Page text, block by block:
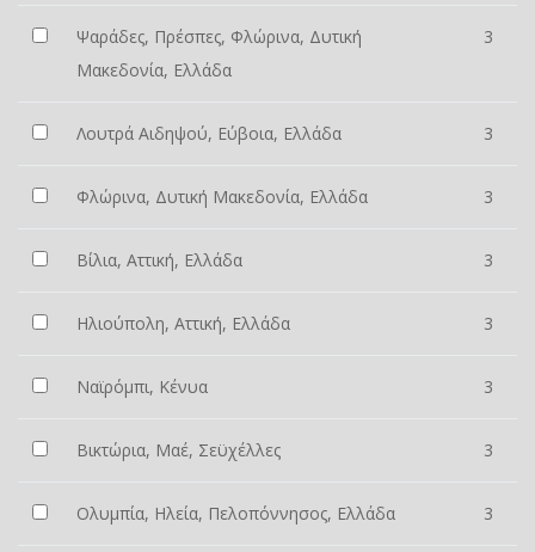
Ψαράδες, Πρέσπες, Φλώρινα, Δυτική
Μακεδονία, Ελλάδα
3
Λουτρά Αιδηψού, Εύβοια, Ελλάδα 3
Φλώρινα, Δυτική Μακεδονία, Ελλάδα 3
Βίλια, Αττική, Ελλάδα 3
Ηλιούπολη, Αττική, Ελλάδα 3
Ναϊρόμπι, Κένυα 3
Βικτώρια, Μαέ, Σεϋχέλλες 3
Ολυμπία, Ηλεία, Πελοπόννησος, Ελλάδα 3